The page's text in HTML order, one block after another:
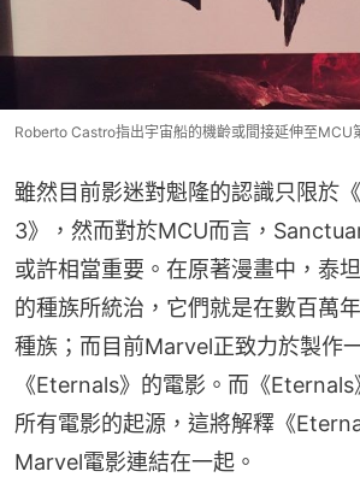
Roberto Castro指出宇宙船的機齡或間接延伸至MCU
雖然目前影迷對魁隆的認識只限於
3》，然而對於MCU而言，
或許相當重要。在原著漫畫中，泰
的種族所統治，它們就是在數百萬
種族；而目前Marvel正致力於製作
《Eternals》的電影。而《
所有電影的起源，這將解釋《
Marvel電影連結在一起。